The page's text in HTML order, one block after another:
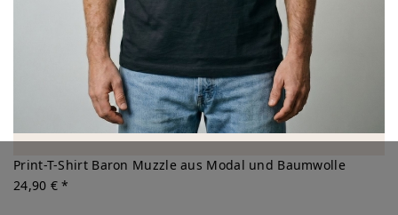
Print-T-Shirt Baron Muzzle aus Modal und Baumwolle
24,90 € *